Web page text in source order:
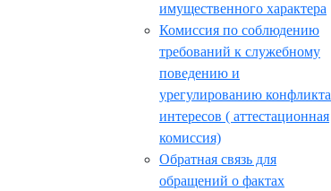
имущественного характера
Комиссия по соблюдению
требований к служебному
поведению и
урегулированию конфликта
интересов ( аттестационная
комиссия)
Обратная связь для
обращений о фактах